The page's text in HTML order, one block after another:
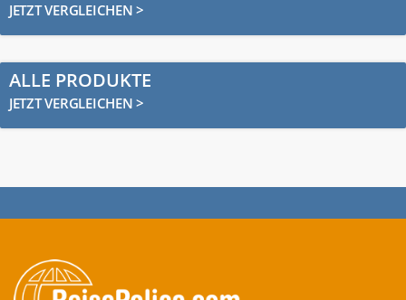
JETZT VERGLEICHEN >
ALLE PRODUKTE
JETZT VERGLEICHEN >